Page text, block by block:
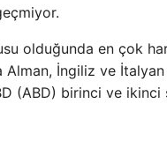
olduğunda en çok
Alman, İngiliz ve
(ABD) birinci ve ikinci